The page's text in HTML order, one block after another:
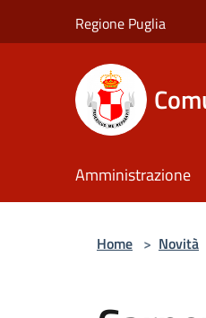
Regione Puglia
Amministrazione
Home > Novità